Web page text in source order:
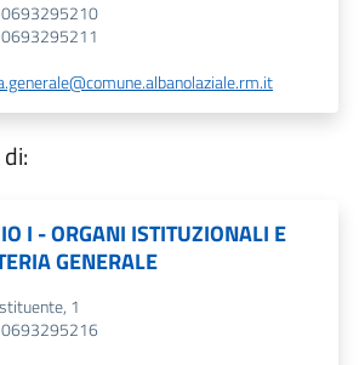
0693295210
0693295211
I - ORGANI ISTITUZIONALI E
GENERALE
1
0693295216